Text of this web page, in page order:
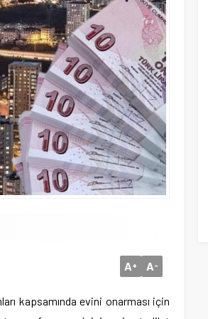
A+ A-
kapsamında evini onarması için